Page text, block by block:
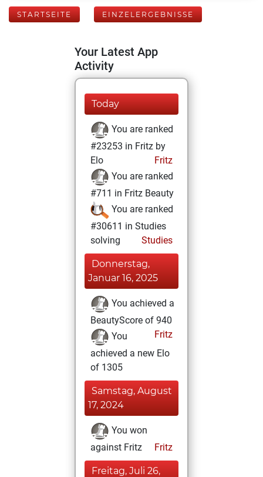
STARTSEITE EINZELERGEBNISSE
Your Latest App
Activity
Today
You are ranked
#23253 in Fritz by
Elo
Fritz
You are ranked
#711 in Fritz Beauty
You are ranked
#30611 in Studies
solving
Studies
Donnerstag,
Januar 16, 2025
You achieved a
BeautyScore of 940
Fritz
You
achieved a new Elo
of 1305
Samstag, August
17, 2024
You won
against Fritz
Fritz
Freitag, Juli 26,